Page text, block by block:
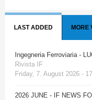
LAST ADDED MORE
Ingegneria Ferroviaria -
Rivista IF
Friday, 7. August 2026 -
2026 JUNE - IF NEWS